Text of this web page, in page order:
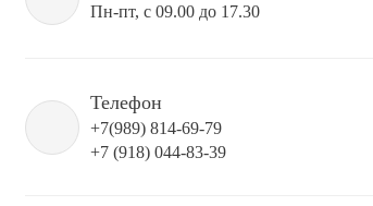
Пн-пт, с 09.00 до 17.30
Телефон
+7(989) 814-69-79
+7 (918) 044-83-39